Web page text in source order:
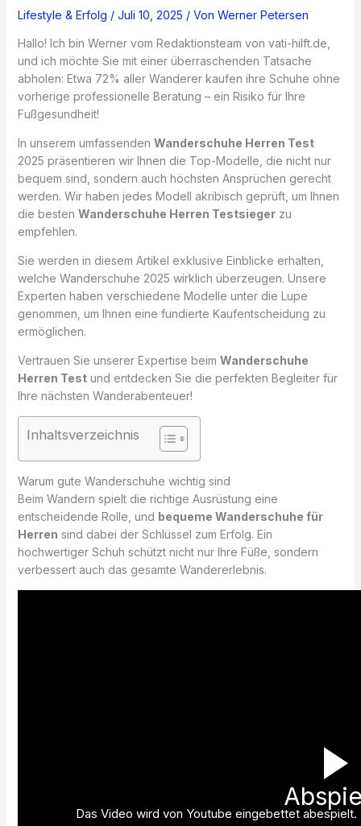
Lifestyle & Erfolg / Juli 10, 2025 / Von Werner Petersen
Hallo! Ich bin Werner vom Redaktionsteam von vati-hilft.de,
und ich möchte Sie mit einer überraschenden Tatsache
abholen: Etwa 72% aller Wanderer kaufen ihre Schuhe ohne
vorherige professionelle Beratung – ein Risiko für Ihre
Fußgesundheit!
In unserem umfassenden Wanderschuhe Herren Test
2025 präsentieren wir Ihnen die Top-Modelle, die nicht nur
bequem sind, sondern auch höchsten Ansprüchen gerecht
werden. Wir haben jedes Modell akribisch geprüft, um Ihnen
die besten Wanderschuhe Herren Testsiegerzu
empfehlen.
Sie werden in diesem Artikel exklusive Einblicke erhalten,
welche Wanderschuhe 2025 wirklich überzeugen. Unsere
Experten haben verschiedene Modelle unter die Lupe
genommen, um Ihnen eine fundierte Kaufentscheidung zu
ermöglichen.
Vertrauen Sie unserer Expertise beim Wanderschuhe
Herren Testund entdecken Sie die perfekten Begleiter für
Ihre nächsten Wanderabenteuer!
Inhaltsverzeichnis
Warum gute Wanderschuhe wichtig sind
Beim Wandern spielt die richtige Ausrüstung eine
entscheidende Rolle, und bequeme Wanderschuhe für
Herren sind dabei der Schlüssel zum Erfolg. Ein
hochwertiger Schuh schützt nicht nur Ihre Füße, sondern
verbessert auch das gesamte Wandererlebnis.
Das Video wird von Youtube eingebettet